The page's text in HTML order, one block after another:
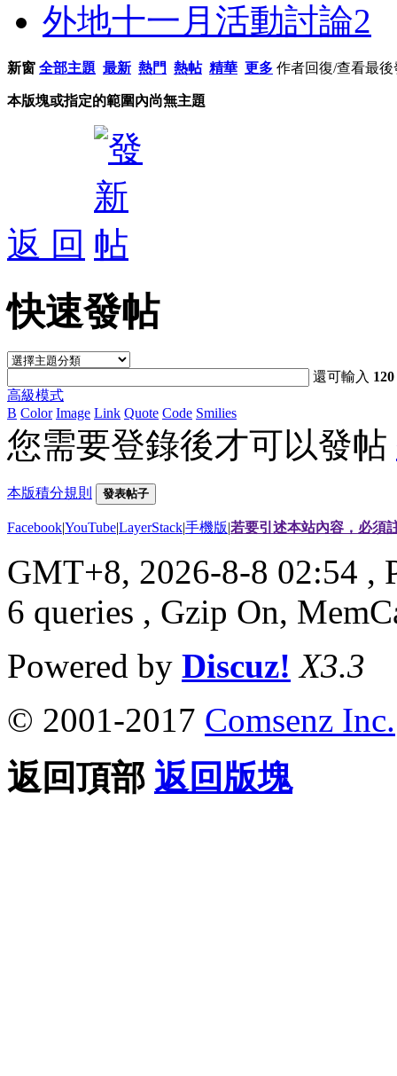
外地十一月活動討論2
新窗 全部主題 最新 熱門 熱帖 精華 更多 作者回復/查看最後
本版塊或指定的範圍內尚無主題
返 回
快速發帖
還可輸入 120
高級模式
B Color Image Link Quote Code Smilies
您需要登錄後才可以發帖
本版積分規則 發表帖子
Facebook|YouTube|LayerStack|手機版|若要引述本站內容，必須
GMT+8, 2026-8-8 02:54 ,
6 queries , Gzip On,
Powered by Discuz! X3.3
© 2001-2017 Comsenz Inc.
返回頂部 返回版塊